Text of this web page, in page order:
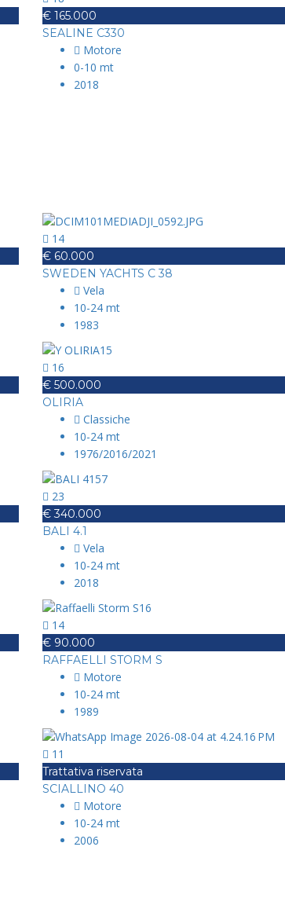
€ 165.000
SEALINE C330
Motore
0-10 mt
2018
14
€ 60.000
SWEDEN YACHTS C 38
Vela
10-24 mt
1983
16
€ 500.000
OLIRIA
Classiche
10-24 mt
1976/2016/2021
23
€ 340.000
BALI 4.1
Vela
10-24 mt
2018
14
€ 90.000
RAFFAELLI STORM S
Motore
10-24 mt
1989
11
Trattativa riservata
SCIALLINO 40
Motore
10-24 mt
2006